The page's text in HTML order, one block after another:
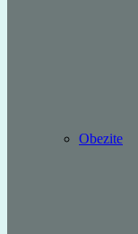
Obezite